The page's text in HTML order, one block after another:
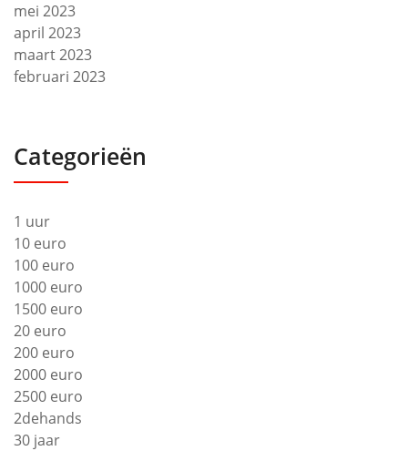
mei 2023
april 2023
maart 2023
februari 2023
Categorieën
1 uur
10 euro
100 euro
1000 euro
1500 euro
20 euro
200 euro
2000 euro
2500 euro
2dehands
30 jaar